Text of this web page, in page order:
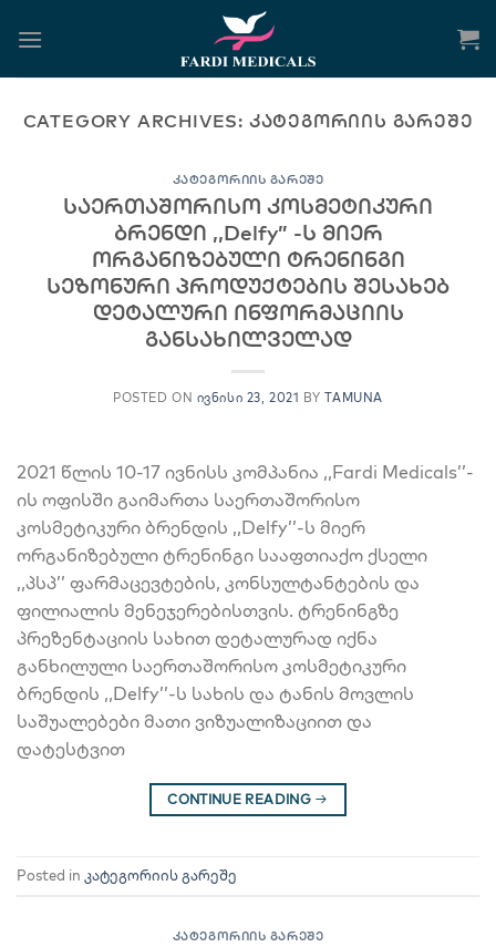
CATEGORY ARCHIVES: ᲙᲐᲢᲔᲒᲝᲠᲘᲘᲡ ᲒᲐᲠᲔᲨᲔ
ᲙᲐᲢᲔᲒᲝᲠᲘᲘᲡ ᲒᲐᲠᲔᲨᲔ
საერთაშორისო კოსმეტიკური
ბრენდი ,,Delfy” -ს მიერ
ორგანიზებული ტრენინგი
სეზონური პროდუქტების შესახებ
დეტალური ინფორმაციის
განსახილველად
POSTED ON ᲘᲕᲜᲘᲡᲘ 23, 2021 BYTAMUNA
2021 წლის 10-17 ივნისს კომპანია ,,Fardi Medicals’’-
ის ოფისში გაიმართა საერთაშორისო
კოსმეტიკური ბრენდის ,,Delfy’’-ს მიერ
ორგანიზებული ტრენინგი სააფთიაქო ქსელი
,,პსპ’’ ფარმაცევტების, კონსულტანტების და
ფილიალის მენეჯერებისთვის. ტრენინგზე
პრეზენტაციის სახით დეტალურად იქნა
განხილული საერთაშორისო კოსმეტიკური
ბრენდის ,,Delfy’’-ს სახის და ტანის მოვლის
საშუალებები მათი ვიზუალიზაციით და
დატესტვით
CONTINUE READING →
Posted in კატეგორიის გარეშე
ᲙᲐᲢᲔᲒᲝᲠᲘᲘᲡ ᲒᲐᲠᲔᲨᲔ